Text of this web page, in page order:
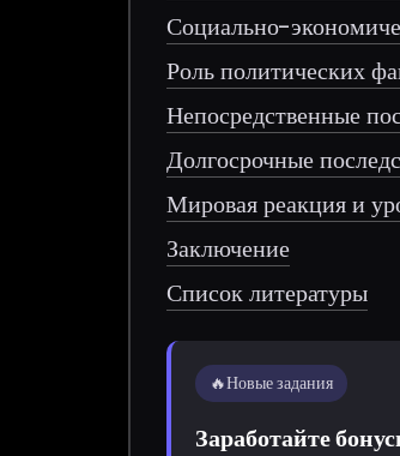
Социально-
Роль политических
Непосредственные
Долгосрочные
Мировая реакция и
Заключение
Список литературы
🔥Новые задания
Заработайте